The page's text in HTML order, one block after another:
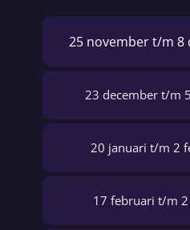
25 november t/m 8
23 december t/m
20 januari t/m 2
17 februari t/m